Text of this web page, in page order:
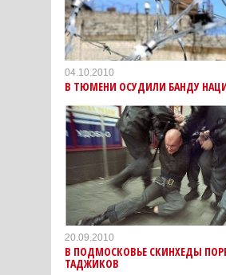
04.10.2010
В ТЮМЕНИ ОСУДИЛИ БАНДУ
20.09.2010
В ПОДМОСКОВЬЕ СКИНХЕДЫ
ТАДЖИКОВ